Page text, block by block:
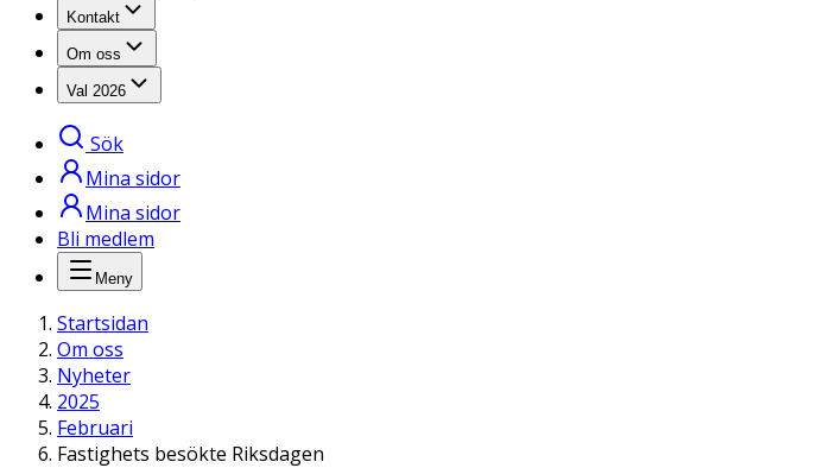
Kontakt
Om oss
Val 2026
Sök
Mina sidor
Mina sidor
Bli medlem
Meny
Startsidan
Om oss
Nyheter
2025
Februari
Fastighets besökte Riksdagen